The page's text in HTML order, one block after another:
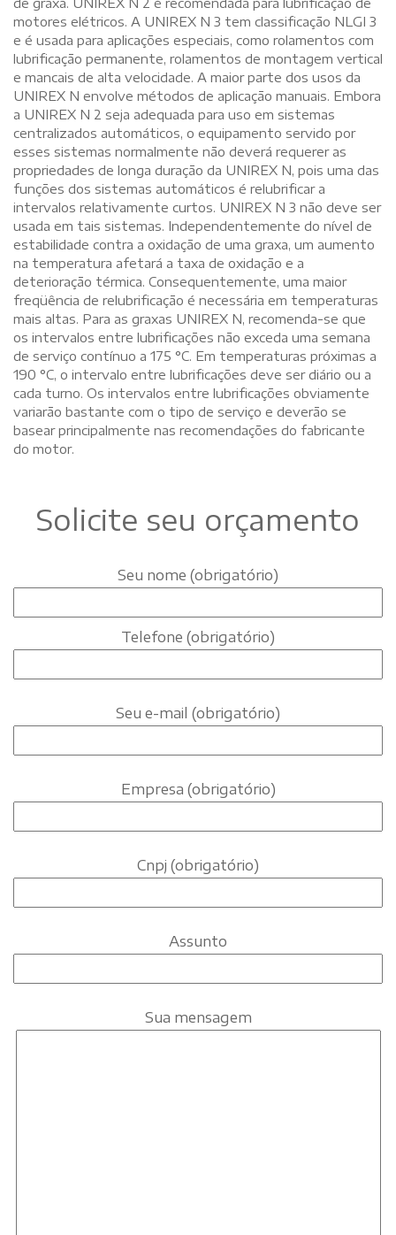
motores elétricos. A UNIREX N 3 tem classificação NLGI 3
e é usada para aplicações especiais, como rolamentos com
lubrificação permanente, rolamentos de montagem vertical
e mancais de alta velocidade. A maior parte dos usos da
UNIREX N envolve métodos de aplicação manuais. Embora
a UNIREX N 2 seja adequada para uso em sistemas
centralizados automáticos, o equipamento servido por
esses sistemas normalmente não deverá requerer as
propriedades de longa duração da UNIREX N, pois uma das
funções dos sistemas automáticos é relubrificar a
intervalos relativamente curtos. UNIREX N 3 não deve ser
usada em tais sistemas. Independentemente do nível de
estabilidade contra a oxidação de uma graxa, um aumento
na temperatura afetará a taxa de oxidação e a
deterioração térmica. Consequentemente, uma maior
freqüência de relubrificação é necessária em temperaturas
mais altas. Para as graxas UNIREX N, recomenda-se que
os intervalos entre lubrificações não exceda uma semana
de serviço contínuo a 175 °C. Em temperaturas próximas a
190 °C, o intervalo entre lubrificações deve ser diário ou a
cada turno. Os intervalos entre lubrificações obviamente
variarão bastante com o tipo de serviço e deverão se
basear principalmente nas recomendações do fabricante
do motor.
Solicite seu orçamento
Seu nome (obrigatório)
Telefone (obrigatório)
Seu e-mail (obrigatório)
Empresa (obrigatório)
Cnpj (obrigatório)
Assunto
Sua mensagem